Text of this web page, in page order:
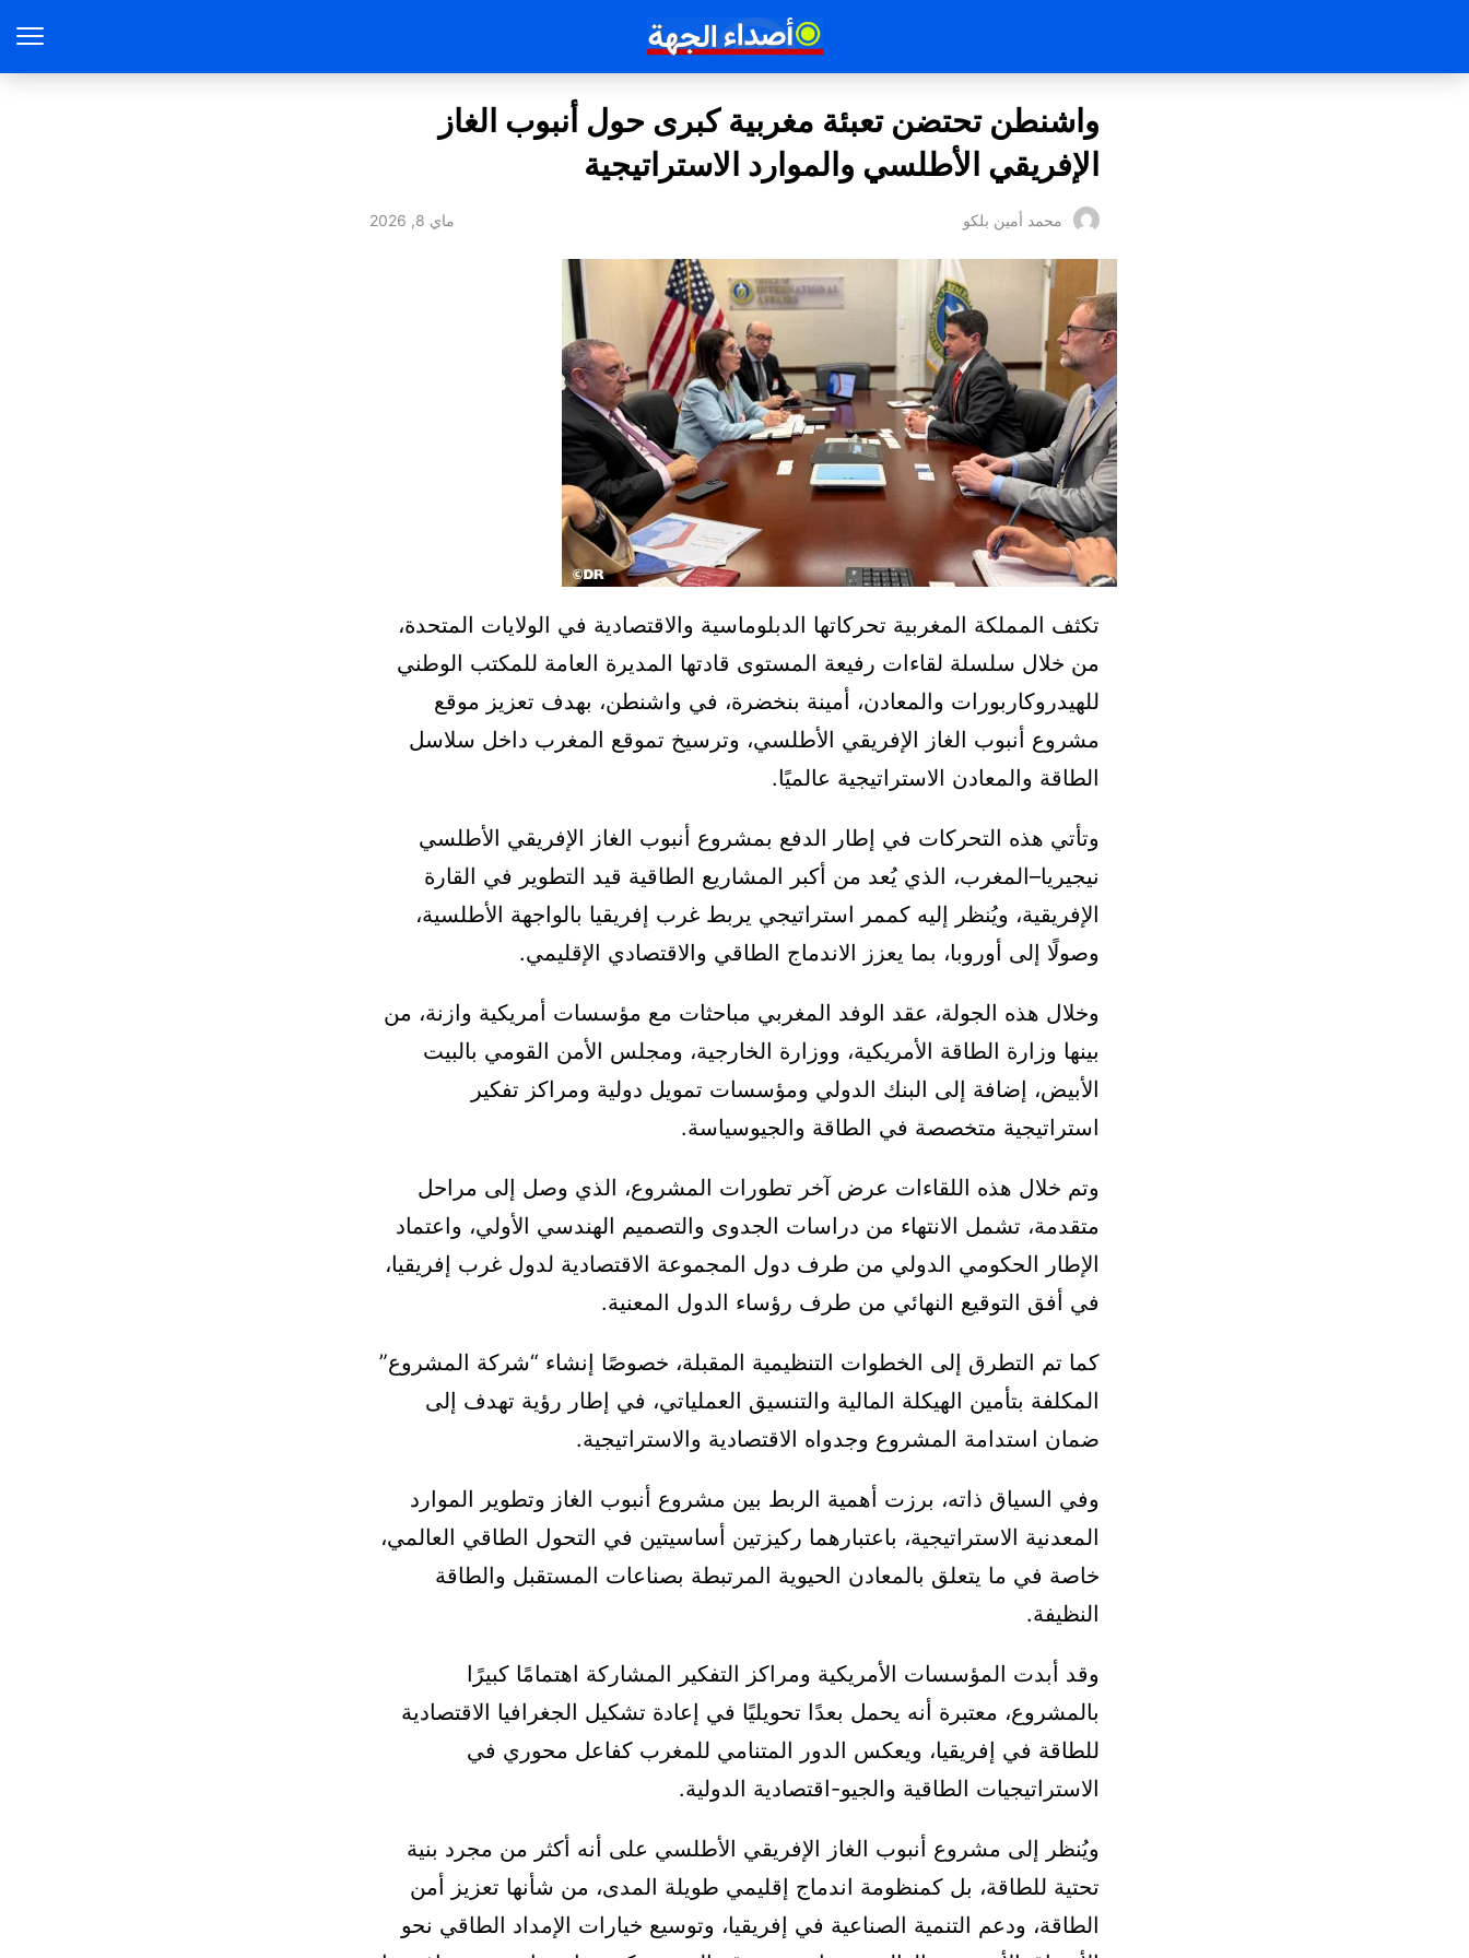
واشنطن تحتضن تعبئة مغربية كبرى حول أنبوب الغاز
الإفريقي الأطلسي والموارد الاستراتيجية
محمد أمين بلكو ماي 8, 2026
تكثف المملكة المغربية تحركاتها الدبلوماسية والاقتصادية في الولايات المتحدة،
من خلال سلسلة لقاءات رفيعة المستوى قادتها المديرة العامة للمكتب الوطني
للهيدروكاربورات والمعادن، أمينة بنخضرة، في واشنطن، بهدف تعزيز موقع
مشروع أنبوب الغاز الإفريقي الأطلسي، وترسيخ تموقع المغرب داخل سلاسل
الطاقة والمعادن الاستراتيجية عالميًا.
وتأتي هذه التحركات في إطار الدفع بمشروع أنبوب الغاز الإفريقي الأطلسي
نيجيريا–المغرب، الذي يُعد من أكبر المشاريع الطاقية قيد التطوير في القارة
الإفريقية، ويُنظر إليه كممر استراتيجي يربط غرب إفريقيا بالواجهة الأطلسية،
وصولًا إلى أوروبا، بما يعزز الاندماج الطاقي والاقتصادي الإقليمي.
وخلال هذه الجولة، عقد الوفد المغربي مباحثات مع مؤسسات أمريكية وازنة، من
بينها وزارة الطاقة الأمريكية، ووزارة الخارجية، ومجلس الأمن القومي بالبيت
الأبيض، إضافة إلى البنك الدولي ومؤسسات تمويل دولية ومراكز تفكير
استراتيجية متخصصة في الطاقة والجيوسياسة.
وتم خلال هذه اللقاءات عرض آخر تطورات المشروع، الذي وصل إلى مراحل
متقدمة، تشمل الانتهاء من دراسات الجدوى والتصميم الهندسي الأولي، واعتماد
الإطار الحكومي الدولي من طرف دول المجموعة الاقتصادية لدول غرب إفريقيا،
في أفق التوقيع النهائي من طرف رؤساء الدول المعنية.
كما تم التطرق إلى الخطوات التنظيمية المقبلة، خصوصًا إنشاء “شركة المشروع”
المكلفة بتأمين الهيكلة المالية والتنسيق العملياتي، في إطار رؤية تهدف إلى
ضمان استدامة المشروع وجدواه الاقتصادية والاستراتيجية.
وفي السياق ذاته، برزت أهمية الربط بين مشروع أنبوب الغاز وتطوير الموارد
المعدنية الاستراتيجية، باعتبارهما ركيزتين أساسيتين في التحول الطاقي العالمي،
خاصة في ما يتعلق بالمعادن الحيوية المرتبطة بصناعات المستقبل والطاقة
النظيفة.
وقد أبدت المؤسسات الأمريكية ومراكز التفكير المشاركة اهتمامًا كبيرًا
بالمشروع، معتبرة أنه يحمل بعدًا تحويليًا في إعادة تشكيل الجغرافيا الاقتصادية
للطاقة في إفريقيا، ويعكس الدور المتنامي للمغرب كفاعل محوري في
الاستراتيجيات الطاقية والجيو-اقتصادية الدولية.
ويُنظر إلى مشروع أنبوب الغاز الإفريقي الأطلسي على أنه أكثر من مجرد بنية
تحتية للطاقة، بل كمنظومة اندماج إقليمي طويلة المدى، من شأنها تعزيز أمن
الطاقة، ودعم التنمية الصناعية في إفريقيا، وتوسيع خيارات الإمداد الطاقي نحو